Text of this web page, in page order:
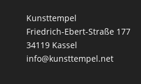
Kunsttempel
Friedrich-Ebert-Straße 177
34119 Kassel
info@kunsttempel.net